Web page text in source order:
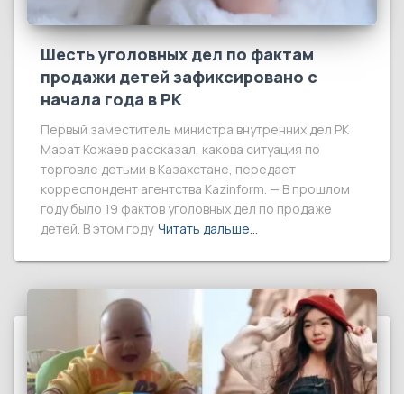
Шесть уголовных дел по фактам
продажи детей зафиксировано с
начала года в РК
Первый заместитель министра внутренних дел РК
Марат Кожаев рассказал, какова ситуация по
торговле детьми в Казахстане, передает
корреспондент агентства Kazinform. — В прошлом
году было 19 фактов уголовных дел по продаже
детей. В этом году Читать дальше…